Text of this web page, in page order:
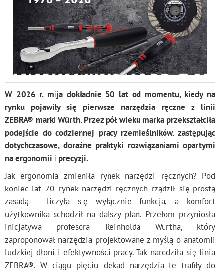
W 2026 r. mija dokładnie 50 lat od momentu, kiedy na
rynku pojawiły się pierwsze narzędzia ręczne z linii
ZEBRA® marki Würth. Przez pół wieku marka przekształciła
podejście do codziennej pracy rzemieślników, zastępując
dotychczasowe, doraźne praktyki rozwiązaniami opartymi
na ergonomii i precyzji.
Jak ergonomia zmieniła rynek narzędzi ręcznych? Pod
koniec lat 70. rynek narzędzi ręcznych rządził się prostą
zasadą - liczyła się wyłącznie funkcja, a komfort
użytkownika schodził na dalszy plan. Przełom przyniosła
inicjatywa profesora Reinholda Würtha, który
zaproponował narzędzia projektowane z myślą o anatomii
ludzkiej dłoni i efektywności pracy. Tak narodziła się linia
ZEBRA®. W ciągu pięciu dekad narzędzia te trafiły do